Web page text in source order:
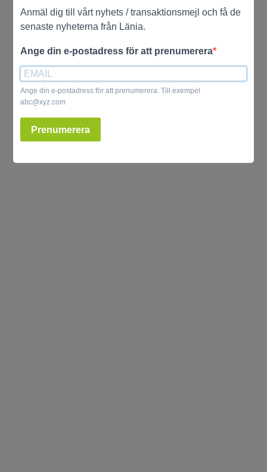
Anmäl dig till vårt nyhets / transaktionsmejl och få de
senaste nyheterna från Länia.
Ange din e-postadress för att prenumerera
Ange din e-postadress för att prenumerera. Till exempel
abc@xyz.com
Prenumerera